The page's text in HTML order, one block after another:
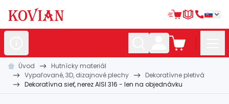
Nerezovépolotovary
Hliníkovépolotovary
Úvod
Hutnícky materiál
Vypaľované, 3D, dizajnové plechy
Dekoratívne pletivá
Dekoratívna sieť, nerez AISI 316 - len na objednávku